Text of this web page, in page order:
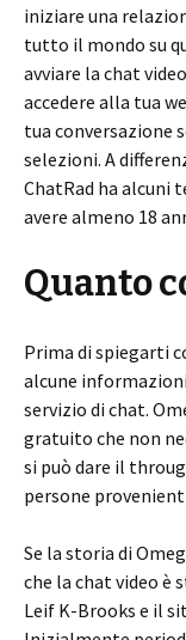
iniziare una
tutto il mondo su
avviare la chat
accedere alla tua
tua conversazione
selezioni. A
ChatRad ha alcuni
avere almeno 18
Quanto
Prima di spiegarti
alcune
servizio di chat.
gratuito che non
si può dare il
persone
Se la storia di
che la chat video è
Leif K-Brooks e il